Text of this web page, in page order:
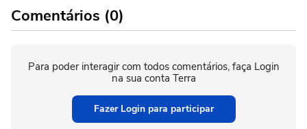
Comentários (0)
Para poder interagir com todos comentários, faça Login
na sua conta Terra
Fazer Login para participar